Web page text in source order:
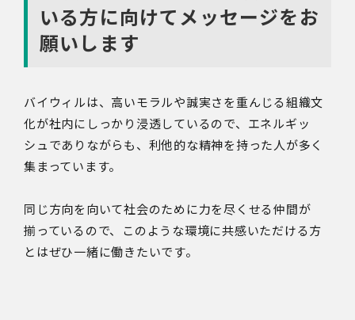
いる方に向けてメッセージをお
願いします
バイウィルは、高いモラルや誠実さを重んじる組織文
化が社内にしっかり浸透しているので、エネルギッ
シュでありながらも、利他的な精神を持った人が多く
集まっています。
同じ方向を向いて社会のために力を尽くせる仲間が
揃っているので、このような環境に共感いただける方
とはぜひ一緒に働きたいです。